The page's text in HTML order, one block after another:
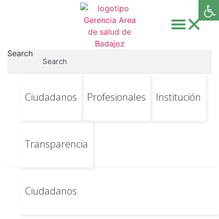
Ir al contenido principal
Search
Search
Ciudadanos Profesionales Institución
Transparencia
Ciudadanos
RRHH Categoría:
Intrahospitalario de
[FINALIZADO]